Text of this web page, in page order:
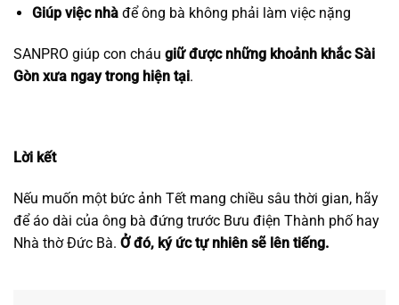
Giúp việc nhàđể ông bà không phải làm việc nặng
SANPRO giúp con cháu giữ được những khoảnh khắc Sài
Gòn xưa ngay trong hiện tại.
Lời kết
Nếu muốn một bức ảnh Tết mang chiều sâu thời gian, hãy
để áo dài của ông bà đứng trước Bưu điện Thành phố hay
Nhà thờ Đức Bà. Ở đó, ký ức tự nhiên sẽ lên tiếng.